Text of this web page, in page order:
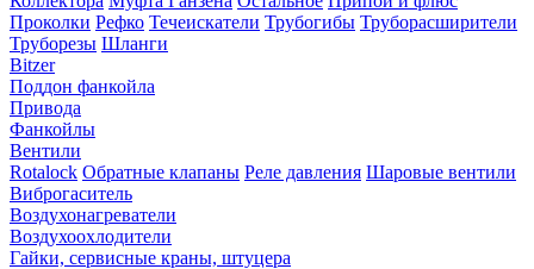
Проколки Рефко Течеискатели Трубогибы Труборасширители
Труборезы Шланги
Bitzer
Поддон фанкойла
Привода
Фанкойлы
Вентили
Rotalock Обратные клапаны Реле давления Шаровые вентили
Виброгаситель
Воздухонагреватели
Воздухоохлодители
Гайки, сервисные краны, штуцера